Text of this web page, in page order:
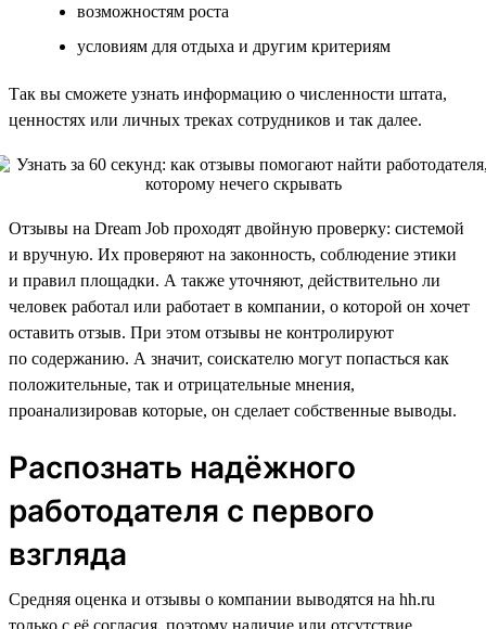
возможностям роста
условиям для отдыха и другим критериям
Так вы сможете узнать информацию о численности штата,
ценностях или личных треках сотрудников и так далее.
Отзывы на Dream Job проходят двойную проверку: системой
и вручную. Их проверяют на законность, соблюдение этики
и правил площадки. А также уточняют, действительно ли
человек работал или работает в компании, о которой он хочет
оставить отзыв. При этом отзывы не контролируют
по содержанию. А значит, соискателю могут попасться как
положительные, так и отрицательные мнения,
проанализировав которые, он сделает собственные выводы.
Распознать надёжного
работодателя с первого
взгляда
Средняя оценка и отзывы о компании выводятся на hh.ru
только с её согласия, поэтому наличие или отсутствие